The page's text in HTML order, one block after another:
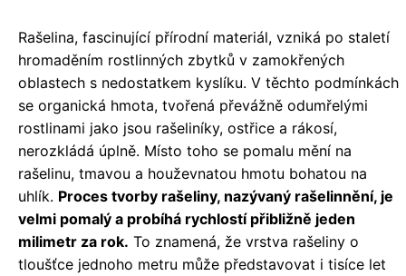
Rašelina, fascinující přírodní materiál, vzniká po staletí
hromaděním rostlinných zbytků v zamokřených
oblastech s nedostatkem kyslíku. V těchto podmínkách
se organická hmota, tvořená převážně odumřelými
rostlinami jako jsou rašeliníky, ostřice a rákosí,
nerozkládá úplně. Místo toho se pomalu mění na
rašelinu, tmavou a houževnatou hmotu bohatou na
uhlík. Proces tvorby rašeliny, nazývaný rašelinnění, je
velmi pomalý a probíhá rychlostí přibližně jeden
milimetr za rok. To znamená, že vrstva rašeliny o
tloušťce jednoho metru může představovat i tisíce let